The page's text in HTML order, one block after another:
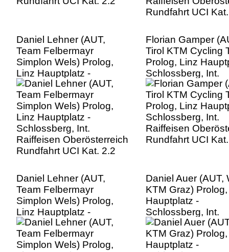
Daniel Lehner (AUT,
Team Felbermayr
Simplon Wels) Prolog,
Linz Hauptplatz -
Schlossberg, Int.
Raiffeisen Oberösterreich
Rundfahrt UCI Kat. 2.2
Florian Gamper
Tirol KTM Cycling
Prolog, Linz
Schlossberg, Int.
Raiffeisen
Rundfahrt UCI
Daniel Lehner (AUT,
Team Felbermayr
Simplon Wels) Prolog,
Linz Hauptplatz -
Schlossberg, Int.
Raiffeisen Oberösterreich
Rundfahrt UCI Kat. 2.2
Daniel Auer (AUT,
KTM Graz)
Hauptplatz -
Schlossberg, Int.
Raiffeisen
Rundfahrt UCI